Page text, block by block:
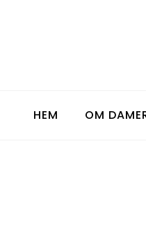
HEM OM